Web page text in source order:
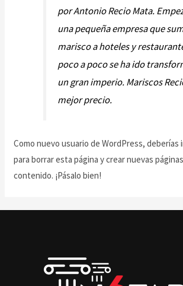
por Antonio Recio Mata.
una pequeña empresa que
marisco a hoteles y
poco a poco se ha ido
un gran imperio. Mariscos
mejor precio.
Como nuevo usuario de WordPress, deberías
para borrar esta página y crear nuevas
contenido. ¡Pásalo bien!